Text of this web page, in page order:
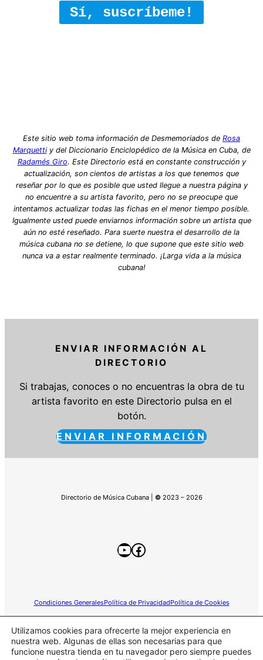
Sí, suscríbeme!
Este sitio web toma información de Desmemoriados de Rosa
Marquettiy del Diccionario Enciclopédico de la Música en Cuba, de
Radamés Giro. Este Directorio está en constante construcción y
actualización, son cientos de artistas a los que tenemos que
reseñar por lo que es posible que usted llegue a nuestra página y
no encuentre a su artista favorito, pero no se preocupe que
intentamos actualizar todas las fichas en el menor tiempo posible.
Igualmente usted puede enviarnos información sobre un artista que
aún no esté reseñado. Para suerte nuestra el desarrollo de la
música cubana no se detiene, lo que supone que este sitio web
nunca va a estar realmente terminado. ¡Larga vida a la música
cubana!
ENVIAR INFORMACIÓN AL
DIRECTORIO
Si trabajas, conoces o no encuentras la obra de tu
artista favorito en este Directorio pulsa en el
botón.
ENVIAR INFORMACIÓN
Directorio de Música Cubana | © 2023 – 2026
YouTube
Facebook
Condiciones GeneralesPolítica de PrivacidadPolítica de Cookies
Este sitio web participa en el programa de Afiliados de
Utilizamos cookies para ofrecerte la mejor experiencia en
nuestra web. Algunas de ellas son necesarias para que
funcione nuestra tienda en tu navegador pero siempre puedes